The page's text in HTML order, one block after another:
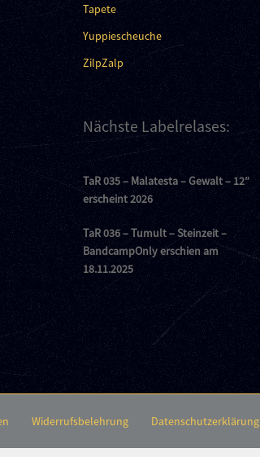
Tapete
Yuppiescheuche
ZilpZalp
Nächste Labelrelases:
TaR 035 – Malatesta – Gewalt – 12″
erscheint 2026
TaR 036 – Tumult – Steinzeit –
BandcampOnly erschien am
18.11.2025
Widerrufsbelehrung Datenschutzerklärung